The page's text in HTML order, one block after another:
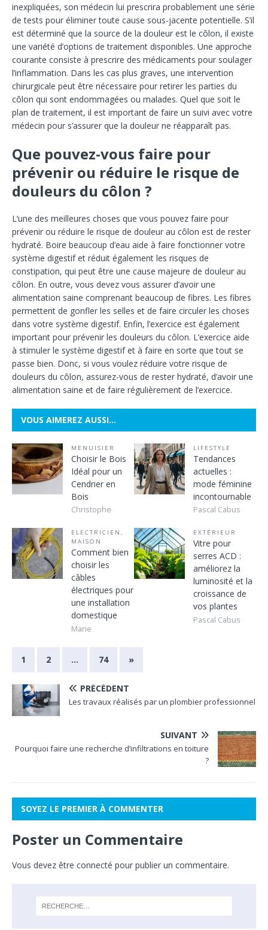
inexpliquées, son médecin lui prescrira probablement une série
de tests pour éliminer toute cause sous-jacente potentielle. S’il
est déterminé que la source de la douleur est le côlon, il existe
une variété d’options de traitement disponibles. Une approche
courante consiste à prescrire des médicaments pour soulager
l’inflammation. Dans les cas plus graves, une intervention
chirurgicale peut être nécessaire pour retirer les parties du
côlon qui sont endommagées ou malades. Quel que soit le
plan de traitement, il est important de faire un suivi avec votre
médecin pour s’assurer que la douleur ne réapparaît pas.
Que pouvez-vous faire pour
prévenir ou réduire le risque de
douleurs du côlon ?
L’une des meilleures choses que vous pouvez faire pour
prévenir ou réduire le risque de douleur au côlon est de rester
hydraté. Boire beaucoup d’eau aide à faire fonctionner votre
système digestif et réduit également les risques de
constipation, qui peut être une cause majeure de douleur au
côlon. En outre, vous devez vous assurer d’avoir une
alimentation saine comprenant beaucoup de fibres. Les fibres
permettent de gonfler les selles et de faire circuler les choses
dans votre système digestif. Enfin, l’exercice est également
important pour prévenir les douleurs du côlon. L’exercice aide
à stimuler le système digestif et à faire en sorte que tout se
passe bien. Donc, si vous voulez réduire votre risque de
douleurs du côlon, assurez-vous de rester hydraté, d’avoir une
alimentation saine et de faire régulièrement de l’exercice.
VOUS AIMEREZ AUSSI…
MENUISIER
Choisir le Bois
Idéal pour un
Cendrier en
Bois
Christophe
LIFESTYLE
Tendances
actuelles :
mode féminine
incontournable
Pascal Cabus
ELECTRICIEN ,
MAISON
Comment bien
choisir les
câbles
électriques pour
une installation
domestique
Marie
EXTÉRIEUR
Vitre pour
serres ACD :
améliorez la
luminosité et la
croissance de
vos plantes
Pascal Cabus
1 2 … 74 »
PRÉCÉDENT
Les travaux réalisés par un plombier professionnel
SUIVANT
Pourquoi faire une recherche d’infiltrations en toiture
?
SOYEZ LE PREMIER À COMMENTER
Poster un Commentaire
Vous devez être connecté pour publier un commentaire.